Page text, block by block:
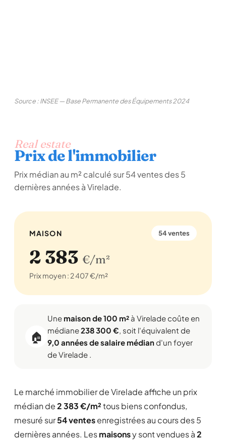
Source : INSEE — Base Permanente des Équipements 2024
Real estate
Prix de l'immobilier
Prix médian au m² calculé sur 54 ventes des 5
dernières années à Virelade.
MAISON 54 ventes
2 383 €/m²
Prix moyen : 2 407 €/m²
🏠
Une maison de 100 m² à Virelade coûte en
médiane238 300 €, soit l'équivalent de
9,0 années de salaire médiand'un foyer
de Virelade .
Le marché immobilier de Virelade affiche un prix
médian de2 383 €/m²tous biens confondus,
mesuré sur54 ventesenregistrées au cours des 5
dernières années. Lesmaisonsy sont vendues à2